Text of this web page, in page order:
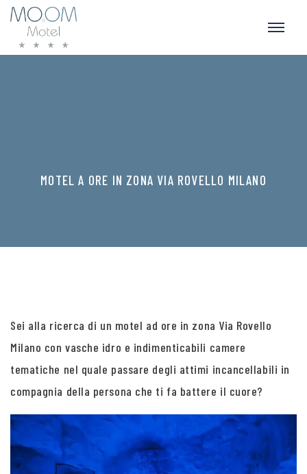
MOTEL A ORE IN ZONA VIA ROVELLO MILANO
Sei alla ricerca di un motel ad ore in zona Via Rovello
Milano con vasche idro e indimenticabili camere
tematiche nel quale passare degli attimi incancellabili in
compagnia della persona che ti fa battere il cuore?